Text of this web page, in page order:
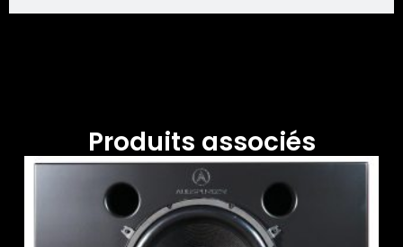
Produits associés